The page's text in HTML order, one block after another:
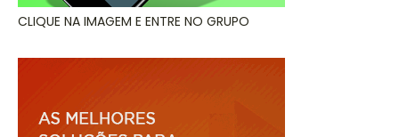
CLIQUE NA IMAGEM E ENTRE NO GRUPO